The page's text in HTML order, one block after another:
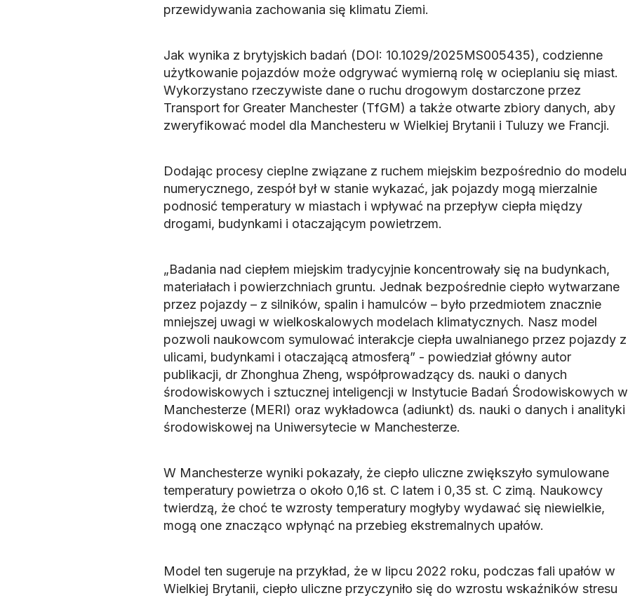
przewidywania zachowania się klimatu Ziemi.
Jak wynika z brytyjskich badań (DOI: 10.1029/2025MS005435), codzienne
użytkowanie pojazdów może odgrywać wymierną rolę w ocieplaniu się miast.
Wykorzystano rzeczywiste dane o ruchu drogowym dostarczone przez
Transport for Greater Manchester (TfGM) a także otwarte zbiory danych, aby
zweryfikować model dla Manchesteru w Wielkiej Brytanii i Tuluzy we Francji.
Dodając procesy cieplne związane z ruchem miejskim bezpośrednio do modelu
numerycznego, zespół był w stanie wykazać, jak pojazdy mogą mierzalnie
podnosić temperatury w miastach i wpływać na przepływ ciepła między
drogami, budynkami i otaczającym powietrzem.
„Badania nad ciepłem miejskim tradycyjnie koncentrowały się na budynkach,
materiałach i powierzchniach gruntu. Jednak bezpośrednie ciepło wytwarzane
przez pojazdy – z silników, spalin i hamulców – było przedmiotem znacznie
mniejszej uwagi w wielkoskalowych modelach klimatycznych. Nasz model
pozwoli naukowcom symulować interakcje ciepła uwalnianego przez pojazdy z
ulicami, budynkami i otaczającą atmosferą” - powiedział główny autor
publikacji, dr Zhonghua Zheng, współprowadzący ds. nauki o danych
środowiskowych i sztucznej inteligencji w Instytucie Badań Środowiskowych w
Manchesterze (MERI) oraz wykładowca (adiunkt) ds. nauki o danych i analityki
środowiskowej na Uniwersytecie w Manchesterze.
W Manchesterze wyniki pokazały, że ciepło uliczne zwiększyło symulowane
temperatury powietrza o około 0,16 st. C latem i 0,35 st. C zimą. Naukowcy
twierdzą, że choć te wzrosty temperatury mogłyby wydawać się niewielkie,
mogą one znacząco wpłynąć na przebieg ekstremalnych upałów.
Model ten sugeruje na przykład, że w lipcu 2022 roku, podczas fali upałów w
Wielkiej Brytanii, ciepło uliczne przyczyniło się do wzrostu wskaźników stresu